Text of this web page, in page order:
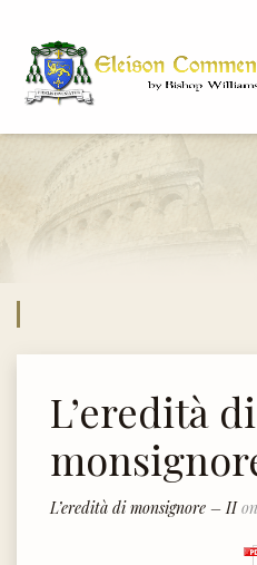
L’eredità di
L’eredità di monsignore – II